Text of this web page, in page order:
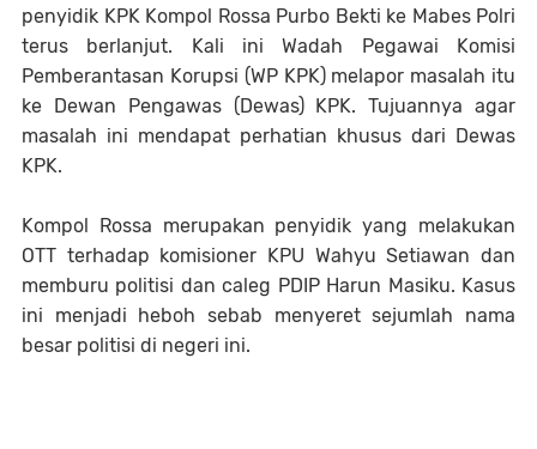
penyidik KPK Kompol Rossa Purbo Bekti ke Mabes Polri
terus berlanjut. Kali iniWadah Pegawai Komisi
Pemberantasan Korupsi (WP KPK) melapor masalah itu
ke Dewan Pengawas (Dewas) KPK. Tujuannya agar
masalah ini mendapat perhatian khusus dari Dewas
KPK.
Kompol Rossa merupakan penyidik yang melakukan
OTT terhadap komisioner KPU Wahyu Setiawan dan
memburu politisi dan caleg PDIP Harun Masiku. Kasus
ini menjadi heboh sebab menyeret sejumlah nama
besar politisi di negeri ini.